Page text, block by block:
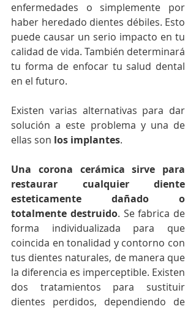
enfermedades o simplemente por
haber heredado dientes débiles. Esto
puede causar un serio impacto en tu
calidad de vida. También determinará
tu forma de enfocar tu salud dental
en el futuro.
Existen varias alternativas para dar
solución a este problema y una de
ellas son los implantes.
Una corona cerámica sirve para
restaurar cualquier diente
esteticamente dañado o
totalmente destruido. Se fabrica de
forma individualizada para que
coincida en tonalidad y contorno con
tus dientes naturales, de manera que
la diferencia es imperceptible. Existen
dos tratamientos para sustituir
dientes perdidos, dependiendo de